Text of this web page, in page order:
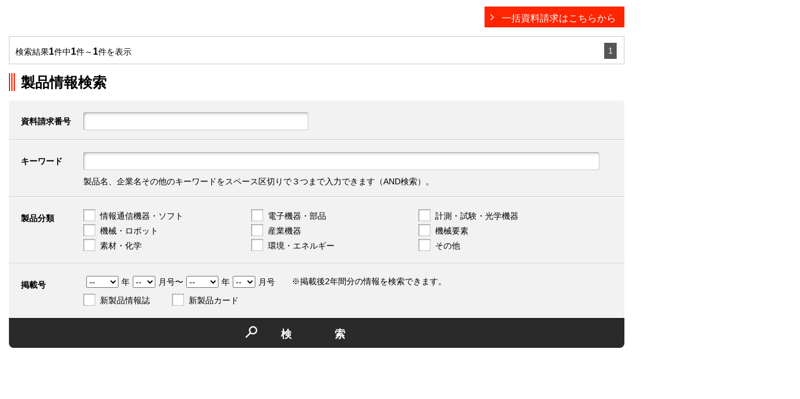
一括資料請求はこちらから
検索結果1件中1件～ 1件を表示 1
製品情報検索
資料請求番号
キーワード
製品名、企業名その他のキーワードをスペース区切りで３つまで入力できます（AND検索）。
製品分類 情報通信機器・ソフト 電子機器・部品
計測・試験・光学機器
機械・ロボット
産業機器
機械要素
素材・化学
環境・エネルギー その他
掲載号 年 月号〜 年
月号
新製品情報誌
新製品カード
※掲載後2年間分の情報を検索できます。
検索